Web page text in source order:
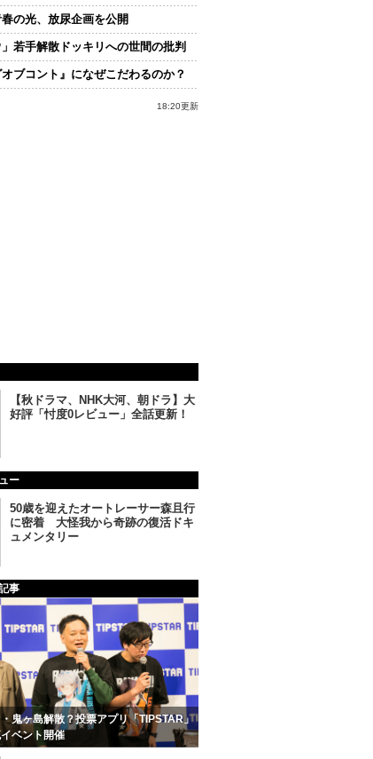
の光、放尿企画を公開
」若手解散ドッキリへの世間の批判
オブコント』になぜこだわるのか？
18:20更新
【秋ドラマ、NHK大河、朝ドラ】大
好評「忖度0レビュー」全話更新！
ー
50歳を迎えたオートレーサー森且行
に密着 大怪我から奇跡の復活ドキ
ュメンタリー
事
鬼ヶ島解散？投票アプリ「TIPSTAR」
ベント開催